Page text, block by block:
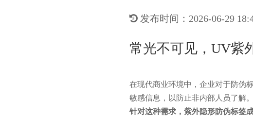
发布时间：2026-06-29
常光不可见，UV紫
在现代商业环境中，企业对于防伪
敏感信息，以防止非内部人员了解。
针对这种需求，紫外隐形防伪标签